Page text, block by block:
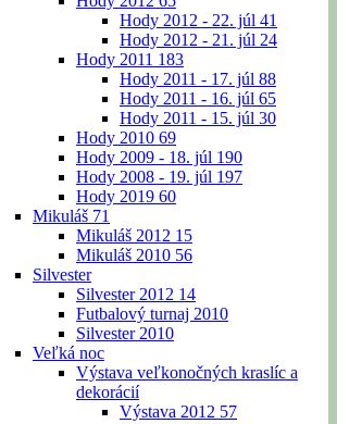
Hody 2012 - 22. júl 41
Hody 2012 - 21. júl 24
Hody 2011 183
Hody 2011 - 17. júl 88
Hody 2011 - 16. júl 65
Hody 2011 - 15. júl 30
Hody 2010 69
Hody 2009 - 18. júl 190
Hody 2008 - 19. júl 197
Hody 2019 60
Mikuláš 71
Mikuláš 2012 15
Mikuláš 2010 56
Silvester
Silvester 2012 14
Futbalový turnaj 2010
Silvester 2010
Veľká noc
Výstava veľkonočných kraslíc a
dekorácií
Výstava 2012 57